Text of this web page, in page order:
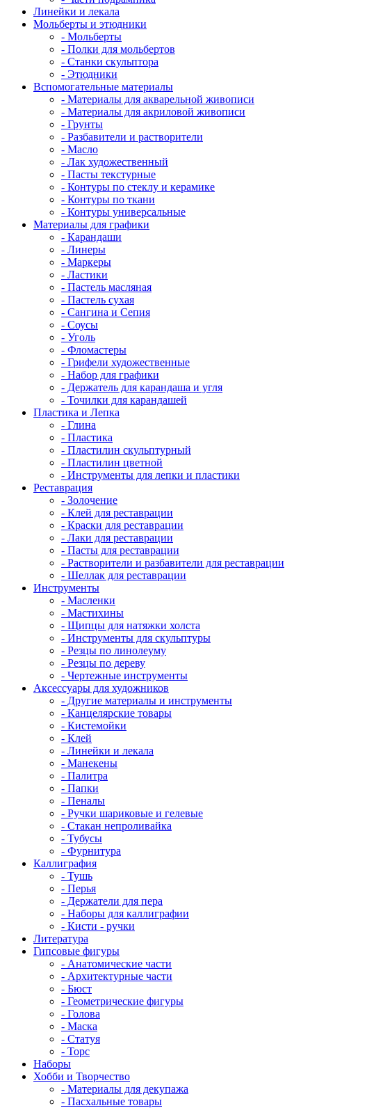
Линейки и лекала
Мольберты и этюдники
- Мольберты
- Полки для мольбертов
- Станки скульптора
- Этюдники
Вспомогательные материалы
- Материалы для акварельной живописи
- Материалы для акриловой живописи
- Грунты
- Разбавители и растворители
- Масло
- Лак художественный
- Пасты текстурные
- Контуры по стеклу и керамике
- Контуры по ткани
- Контуры универсальные
Материалы для графики
- Карандаши
- Линеры
- Маркеры
- Ластики
- Пастель масляная
- Пастель сухая
- Сангина и Сепия
- Соусы
- Уголь
- Фломастеры
- Грифели художественные
- Набор для графики
- Держатель для карандаша и угля
- Точилки для карандашей
Пластика и Лепка
- Глина
- Пластика
- Пластилин скульптурный
- Пластилин цветной
- Инструменты для лепки и пластики
Реставрация
- Золочение
- Клей для реставрации
- Краски для реставрации
- Лаки для реставрации
- Пасты для реставрации
- Растворители и разбавители для реставрации
- Шеллак для реставрации
Инструменты
- Масленки
- Мастихины
- Щипцы для натяжки холста
- Инструменты для скульптуры
- Резцы по линолеуму
- Резцы по дереву
- Чертежные инструменты
Аксессуары для художников
- Другие материалы и инструменты
- Канцелярские товары
- Кистемойки
- Клей
- Линейки и лекала
- Манекены
- Палитра
- Папки
- Пеналы
- Ручки шариковые и гелевые
- Стакан непроливайка
- Тубусы
- Фурнитура
Каллиграфия
- Тушь
- Перья
- Держатели для пера
- Наборы для каллиграфии
- Кисти - ручки
Литература
Гипсовые фигуры
- Анатомические части
- Архитектурные части
- Бюст
- Геометрические фигуры
- Голова
- Маска
- Статуя
- Торс
Наборы
Хобби и Творчество
- Материалы для декупажа
- Пасхальные товары